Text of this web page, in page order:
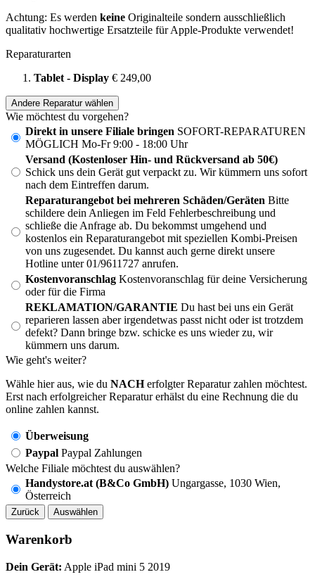
Achtung: Es werden keine Originalteile sondern ausschließlich
qualitativ hochwertige Ersatzteile für Apple-Produkte verwendet!
Reparaturarten
Tablet - Display € 249,00
Andere Reparatur wählen
Wie möchtest du vorgehen?
Direkt in unsere Filiale bringen SOFORT-REPARATUREN
MÖGLICH Mo-Fr 9:00 - 18:00 Uhr
Versand (Kostenloser Hin- und Rückversand ab 50€)
Schick uns dein Gerät gut verpackt zu. Wir kümmern uns sofort
nach dem Eintreffen darum.
Reparaturangebot bei mehreren Schäden/Geräten Bitte
schildere dein Anliegen im Feld Fehlerbeschreibung und
schließe die Anfrage ab. Du bekommst umgehend und
kostenlos ein Reparaturangebot mit speziellen Kombi-Preisen
von uns zugesendet. Du kannst auch gerne direkt unsere
Hotline unter 01/9611727 anrufen.
Kostenvoranschlag Kostenvoranschlag für deine Versicherung
oder für die Firma
REKLAMATION/GARANTIE Du hast bei uns ein Gerät
reparieren lassen aber irgendetwas passt nicht oder ist trotzdem
defekt? Dann bringe bzw. schicke es uns wieder zu, wir
kümmern uns darum.
Wie geht's weiter?
Wähle hier aus, wie du NACHerfolgter Reparatur zahlen möchtest.
Erst nach erfolgreicher Reparatur erhälst du eine Rechnung die du
online zahlen kannst.
Überweisung
Paypal Paypal Zahlungen
Welche Filiale möchtest du auswählen?
Handystore.at (B&Co GmbH) Ungargasse, 1030 Wien,
Österreich
Zurück Auswählen
Warenkorb
Dein Gerät: Apple iPad mini 5 2019